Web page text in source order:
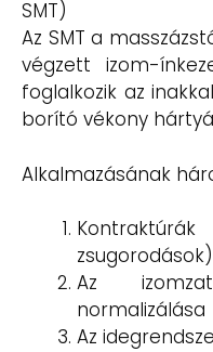
SMT)
Az SMT a
végzett izom-
foglalkozik az
borító vékony
Alkalmazásának
Az
normalizálása
Az